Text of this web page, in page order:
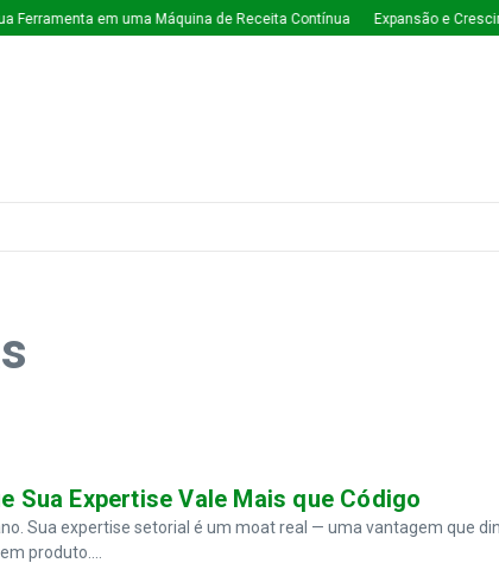
Ferramenta em uma Máquina de Receita Contínua Expansão e
Sua Expertise Vale Mais que Código
Sua expertise setorial é um moat real — uma vantagem que
produto....